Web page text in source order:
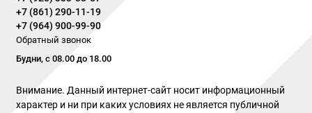
+7 (861) 290-11-19
+7 (964) 900-99-90
Обратный звонок
Будни, с 08.00 до 18.00
Внимание. Данный интернет-сайт носит информационный
характер и ни при каких условиях не является публичной